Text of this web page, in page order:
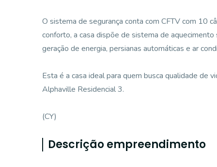
O sistema de segurança conta com CFTV com 10
conforto, a casa dispõe de sistema de
geração de energia, persianas automáticas e ar
Esta é a casa ideal para quem busca qualidade de
Alphaville Residencial 3.
(CY)
Descrição empreendimento